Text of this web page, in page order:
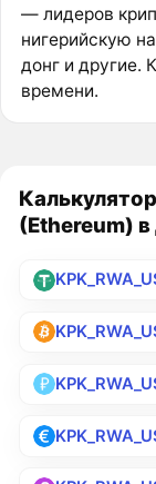
— лидеров
нигерийскую
донг и другие.
времени.
(Ethereum)